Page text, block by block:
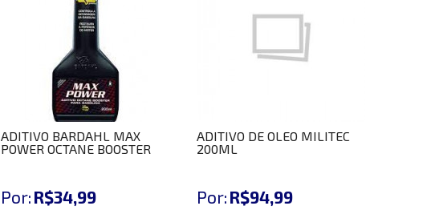
ADITIVO BARDAHL MAX
POWER OCTANE BOOSTER
Por: R$34,99
ADITIVO DE OLEO MILITEC
200ML
Por: R$94,99